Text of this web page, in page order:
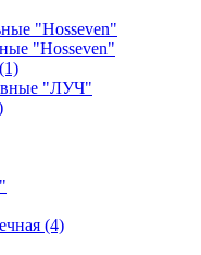
"Hosseven"
"Hosseven"
(1)
"ЛУЧ"
(4)